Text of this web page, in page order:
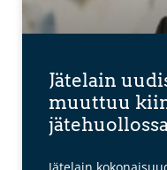
Jätelain
muuttuu